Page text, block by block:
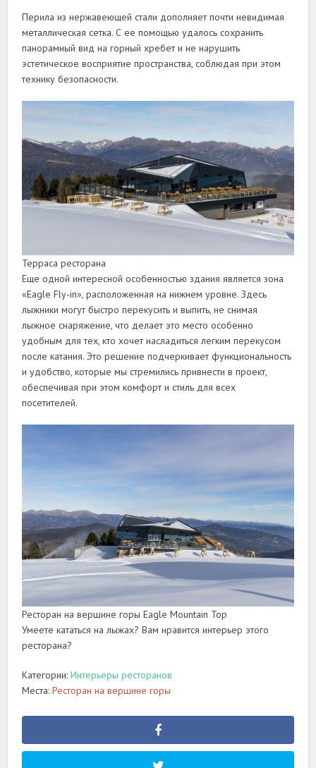
Перила из нержавеющей стали дополняет почти невидимая
металлическая сетка. С ее помощью удалось сохранить
панорамный вид на горный хребет и не нарушить
эстетическое восприятие пространства, соблюдая при этом
технику безопасности.
Терраса ресторана
Еще одной интересной особенностью здания является зона
«Eagle Fly-in», расположенная на нижнем уровне. Здесь
лыжники могут быстро перекусить и выпить, не снимая
лыжное снаряжение, что делает это место особенно
удобным для тех, кто хочет насладиться легким перекусом
после катания. Это решение подчеркивает функциональность
и удобство, которые мы стремились привнести в проект,
обеспечивая при этом комфорт и стиль для всех
посетителей.
Ресторан на вершине горы Eagle Mountain Top
Умеете кататься на лыжах? Вам нравится интерьер этого
ресторана?
Категории:Интерьеры ресторанов
Места:Ресторан на вершине горы